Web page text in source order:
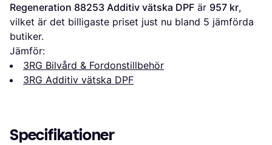
Regeneration 88253 Additiv vätska DPF är 957 kr,
vilket är det billigaste priset just nu bland 5 jämförda
butiker.
Jämför:
3RG Bilvård & Fordonstillbehör
3RG Additiv vätska DPF
Specifikationer